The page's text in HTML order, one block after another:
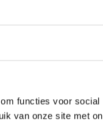
functies voor
van onze site met